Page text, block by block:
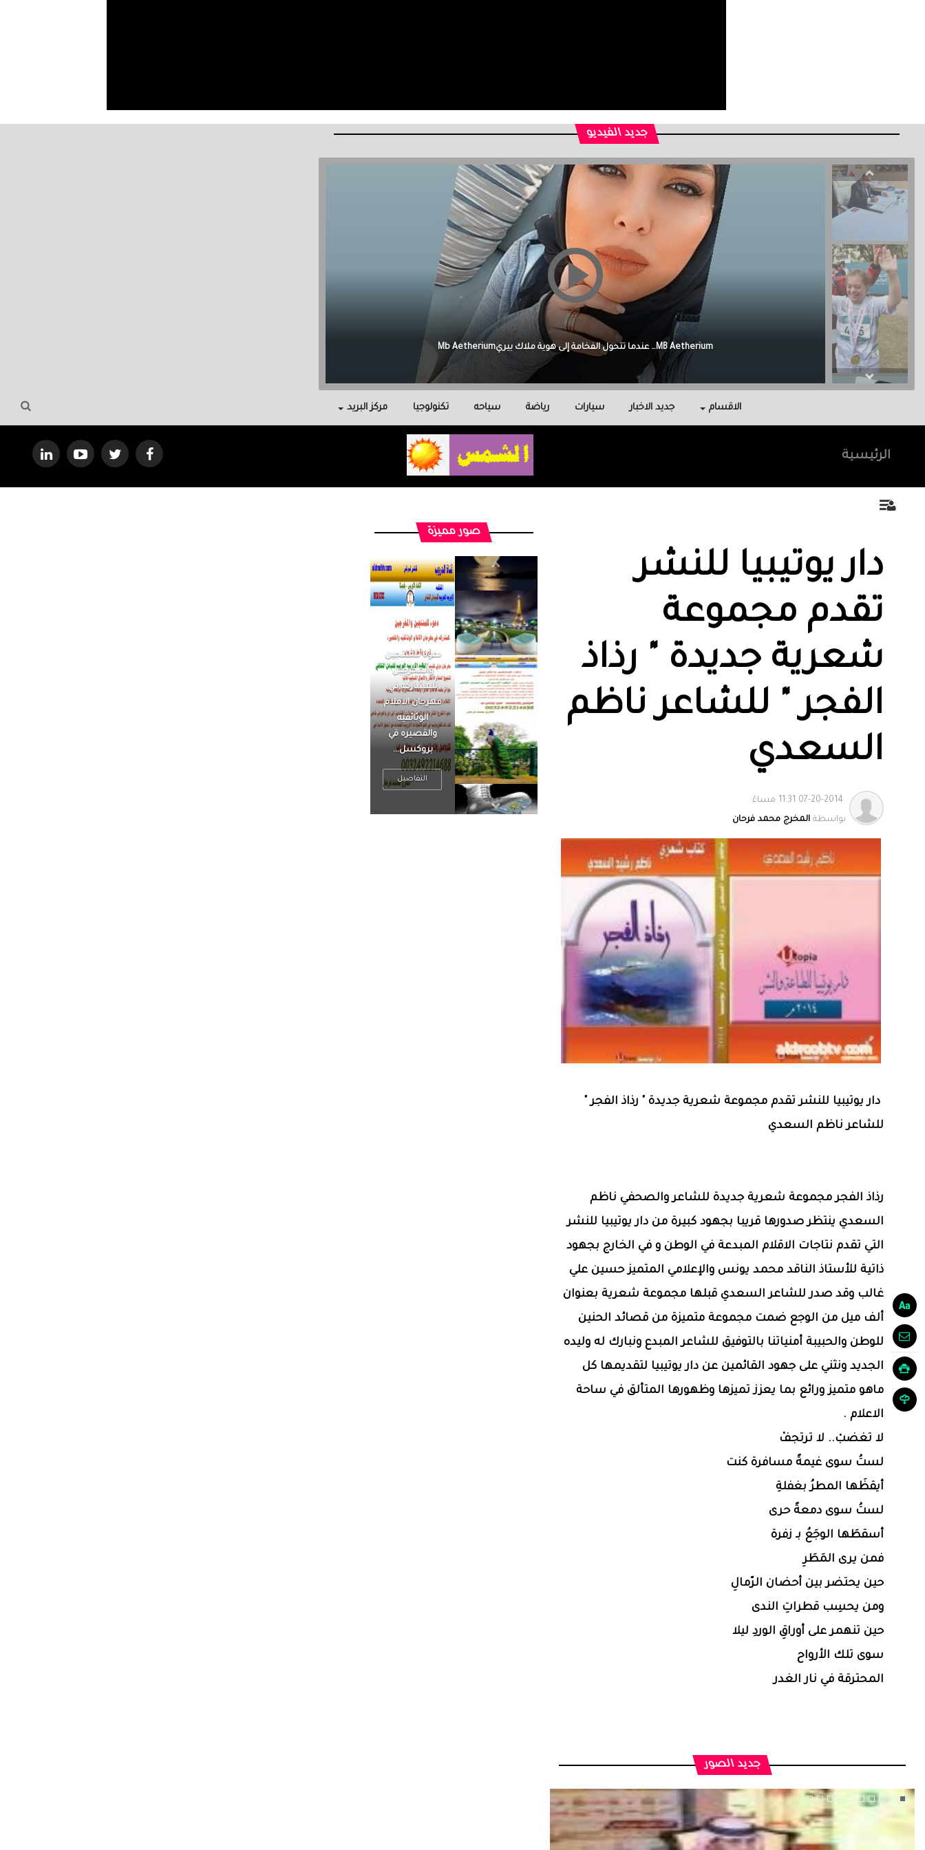
جديد الفيديو
Malak Berri وراء كل نجاح عائلة آمنت بي، واحتوتني، وكانت سندي في أصعب اللحظات.
الاقسام جديد الاخبار سيارات رياضة سياحه تكنولوجيا مركز البريد
الرئيسية
دار يوتيبيا للنشر
تقدم مجموعة
شعرية جديدة " رذاذ
الفجر " للشاعر ناظم
السعدي
بواسطة المخرج محمد فرحان
دار يوتيبيا للنشر تقدم مجموعة شعرية جديدة " رذاذ الفجر "
للشاعر ناظم السعدي
رذاذ الفجر مجموعة شعرية جديدة للشاعر والصحفي ناظم
السعدي ينتظر صدورها قريبا بجهود كبيرة من دار يوتيبيا للنشر
التي تقدم نتاجات الاقلام المبدعة في الوطن و في الخارج بجهود
ذاتية للأستاذ الناقد محمد يونس والإعلامي المتميز حسين علي
غالب وقد صدر للشاعر السعدي قبلها مجموعة شعرية بعنوان
ألف ميل من الوجع ضمت مجموعة متميزة من قصائد الحنين
للوطن والحبيبة أمنياتنا بالتوفيق للشاعر المبدع ونبارك له وليده
الجديد ونثني على جهود القائمين عن دار يوتيبيا لتقديمها كل
ماهو متميز ورائع بما يعزز تميزها وظهورها المتألق في ساحة
الاعلام .
لا تغضبْ.. لا ترتجفْ
لستُ سوى غيمةً مسافرة كنت
أيقظَها المطرُ بغفلةِ
لستُ سوى دمعةً حرى
أسقطَها الوجَعُ بـ زفرة
فمن يرى المَطَرِ
حين يحتضر بين أحضان الرّمالِ
ومن يحسِب قطراتِ الندى
حين تنهمر على أوراقِ الوردِ ليلا
سوى تلك الأرواح
المحترقة في نار الغدر
صور مميزة
الرجل العظيم
يكون مطمئناً ،
يتحرر من القلق
، بينما الرجل
ضيق الأفق
فعادة ما يكون
متوتراً
التفاصيل
جديد الصور